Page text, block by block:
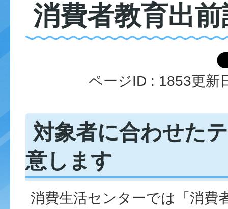
消費者教育出
ページID : 1853更新
対象者に合わせた
意します
消費生活センターでは「消費